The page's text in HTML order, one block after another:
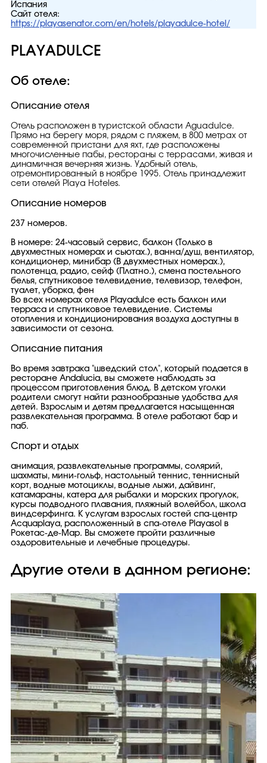
Испания
Сайт отеля:
https://playasenator.com/en/hotels/playadulce-hotel/
PLAYADULCE
Об отеле:
Описание отеля
Отель расположен в туристской области Aguadulce.
Прямо на берегу моря, рядом с пляжем, в 800 метрах от
современной пристани для яхт, где расположены
многочисленные пабы, рестораны с террасами, живая и
динамичная вечерняя жизнь. Удобный отель,
отремонтированный в ноябре 1995. Отель принадлежит
сети отелей Playa Hoteles.
Описание номеров
237 номеров.
В номере: 24-часовый сервис, балкон (Только в
двухместных номерах и сьютах.), ванна/душ, вентилятор,
кондиционер, минибар (В двухместных номерах.),
полотенца, радио, сейф (Платно.), смена постельного
белья, спутниковое телевидение, телевизор, телефон,
туалет, уборка, фен
Во всех номерах отеля Playadulce есть балкон или
терраса и спутниковое телевидение. Системы
отопления и кондиционирования воздуха доступны в
зависимости от сезона.
Описание питания
Во время завтрака "шведский стол", который подается в
ресторане Andalucia, вы сможете наблюдать за
процессом приготовления блюд. В детском уголки
родители смогут найти разнообразные удобства для
детей. Взрослым и детям предлагается насыщенная
развлекательная программа. В отеле работают бар и
паб.
Спорт и отдых
анимация, развлекательные программы, солярий,
шахматы, мини-гольф, настольный теннис, теннисный
корт, водные мотоциклы, водные лыжи, дайвинг,
катамараны, катера для рыбалки и морских прогулок,
курсы подводного плавания, пляжный волейбол, школа
виндсерфинга. К услугам взрослых гостей спа-центр
Acquaplaya, расположенный в спа-отеле Playasol в
Рокетас-де-Мар. Вы сможете пройти различные
оздоровительные и лечебные процедуры.
Другие отели в данном регионе: